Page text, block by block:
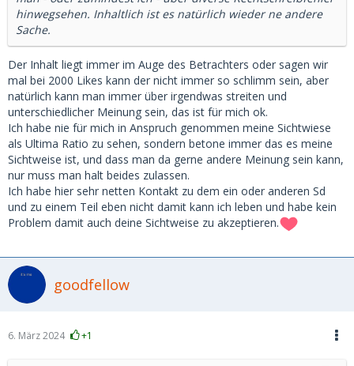
hinwegsehen. Inhaltlich ist es natürlich wieder ne andere
Sache.
Der Inhalt liegt immer im Auge des Betrachters oder sagen wir
mal bei 2000 Likes kann der nicht immer so schlimm sein, aber
natürlich kann man immer über irgendwas streiten und
unterschiedlicher Meinung sein, das ist für mich ok.
Ich habe nie für mich in Anspruch genommen meine Sichtwiese
als Ultima Ratio zu sehen, sondern betone immer das es meine
Sichtweise ist, und dass man da gerne andere Meinung sein kann,
nur muss man halt beides zulassen.
Ich habe hier sehr netten Kontakt zu dem ein oder anderen Sd
und zu einem Teil eben nicht damit kann ich leben und habe kein
Problem damit auch deine Sichtweise zu akzeptieren.
goodfellow
6. März 2024 +1